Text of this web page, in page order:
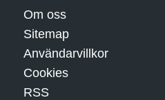
Om oss
Sitemap
Användarvillkor
Cookies
RSS